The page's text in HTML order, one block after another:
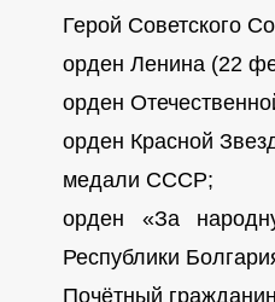
Герой Советского
орден Ленина (22
орден
орден Красной
медали СССР;
орден «За
Республики
Почётный